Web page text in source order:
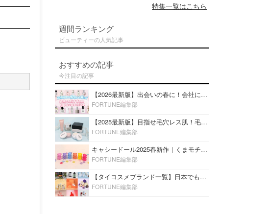
特集一覧はこちら
週間ランキング
ビューティーの人気記事
おすすめの記事
今注目の記事
【2026最新版】出会いの春に！会社にもおすすめの好印象な香水14選♡ビジネスの場での香水マナーも
FORTUNE編集部
【2025最新版】目指せ毛穴レス肌！毛穴を埋めて隠す「おすすめ部分用下地＆プライマー」ランキング♡
FORTUNE編集部
キャシードール2025春新作｜くまモチーフのミニリップ「シャイニーベア リップモイスト」をレビュー♡
FORTUNE編集部
【タイコスメブランド一覧】日本でも人気沸騰中の“タイコスメ”ブランド20選！
FORTUNE編集部